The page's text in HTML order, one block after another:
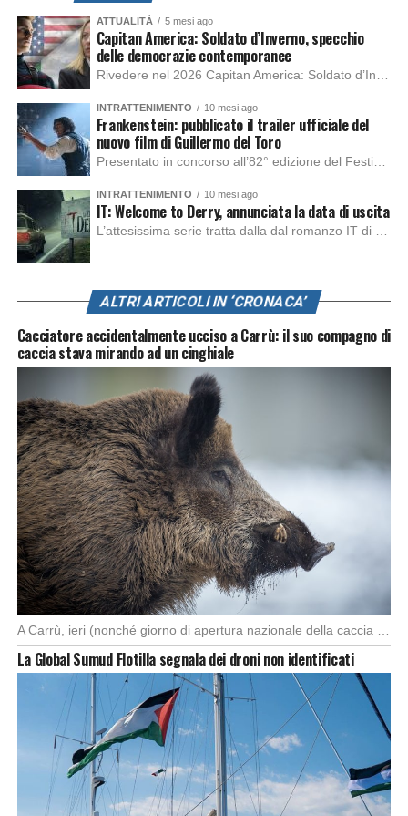
ATTUALITÀ 5 mesi ago
Capitan America: Soldato d’Inverno, specchio
delle democrazie contemporanee
INTRATTENIMENTO 10 mesi ago
Frankenstein: pubblicato il trailer ufficiale del
nuovo film di Guillermo del Toro
INTRATTENIMENTO 10 mesi ago
IT: Welcome to Derry, annunciata la data di uscita
ALTRI ARTICOLI IN ‘CRONACA’
Cacciatore accidentalmente ucciso a Carrù: il suo compagno di
caccia stava mirando ad un cinghiale
A Carrù, ieri (nonché giorno di apertura nazionale della caccia al cinghiale), è morto un […]
La Global Sumud Flotilla segnala dei droni non identificati